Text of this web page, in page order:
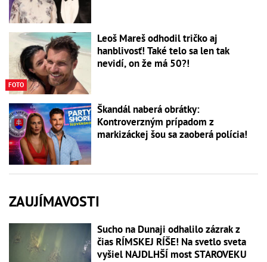
FOTO
Leoš Mareš odhodil tričko aj
hanblivosť! Také telo sa len tak
nevidí, on že má 50?!
Škandál naberá obrátky:
Kontroverzným prípadom z
markizáckej šou sa zaoberá polícia!
ZAUJÍMAVOSTI
Sucho na Dunaji odhalilo zázrak z
čias RÍMSKEJ RÍŠE! Na svetlo sveta
vyšiel NAJDLHŠÍ most STAROVEKU